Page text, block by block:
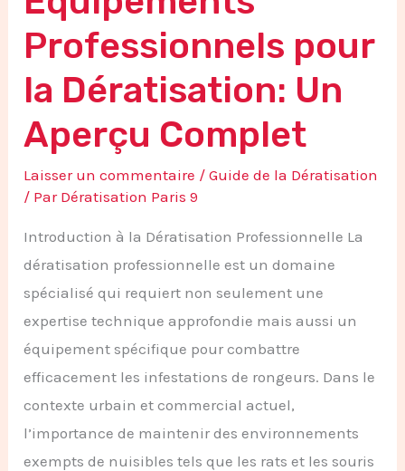
Professionnels pour
la Dératisation: Un
Aperçu Complet
Laisser un commentaire /Guide de la Dératisation
/ Par Dératisation Paris 9
Introduction à la Dératisation Professionnelle La
dératisation professionnelle est un domaine
spécialisé qui requiert non seulement une
expertise technique approfondie mais aussi un
équipement spécifique pour combattre
efficacement les infestations de rongeurs. Dans le
contexte urbain et commercial actuel,
l’importance de maintenir des environnements
exempts de nuisibles tels que les rats et les souris